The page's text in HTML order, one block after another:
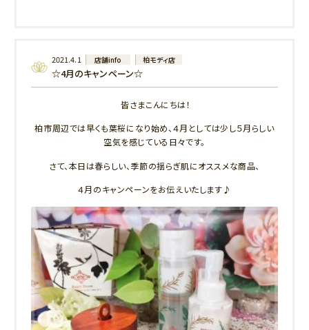
2021.4.1 店舗info 柏モディ店
☆4月のキャンペーン☆
皆さまこんにちは！
柏市周辺では早くも葉桜になり始め、４月としては少し５月らしい
空気を感じている日々です。
さて、本日は春らしい、季節の揺らぎ肌にオススメな商品、
４月のキャンペーンをお伝えいたします♪